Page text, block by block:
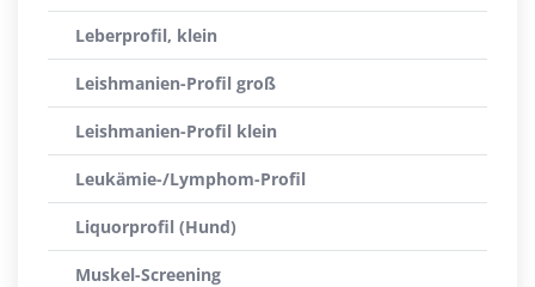
Leberprofil, klein
Leishmanien-Profil groß
Leishmanien-Profil klein
Leukämie-/Lymphom-Profil
Liquorprofil (Hund)
Muskel-Screening